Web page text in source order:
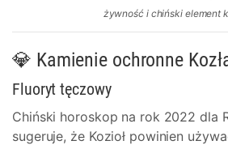
żywność i chiński element
💎 Kamienie ochronne
Fluoryt tęczowy
Chiński horoskop na rok 2022 dla
sugeruje, że Kozioł powinien